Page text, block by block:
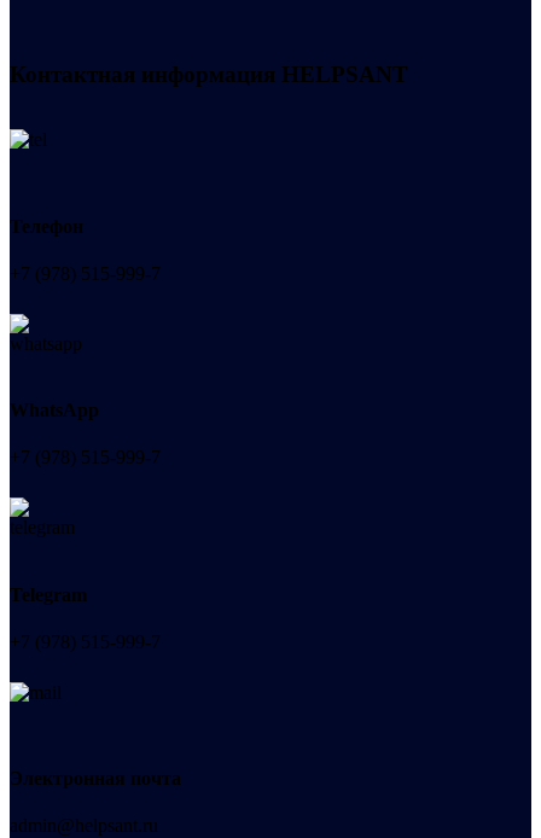
Контактная информация HELPSANT
Телефон
+7 (978) 515-999-7
WhatsApp
+7 (978) 515-999-7
Telegram
+7 (978) 515-999-7
Электронная почта
admin@helpsant.ru